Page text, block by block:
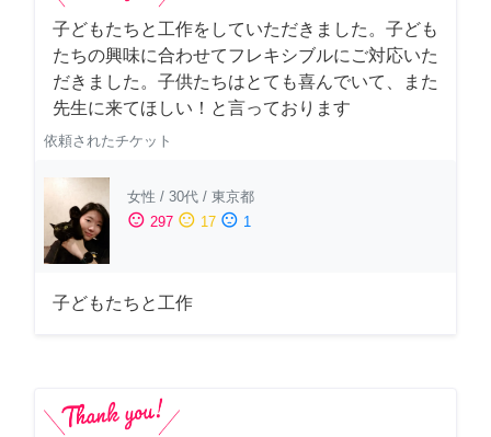
子どもたちと工作をしていただきました。子ども
たちの興味に合わせてフレキシブルにご対応いた
だきました。子供たちはとても喜んでいて、また
先生に来てほしい！と言っております
依頼されたチケット
女性 / 30代 / 東京都
sentiment_satisfied 297 sentiment_neutral 17 sentiment_dissatisfied 1
子どもたちと工作